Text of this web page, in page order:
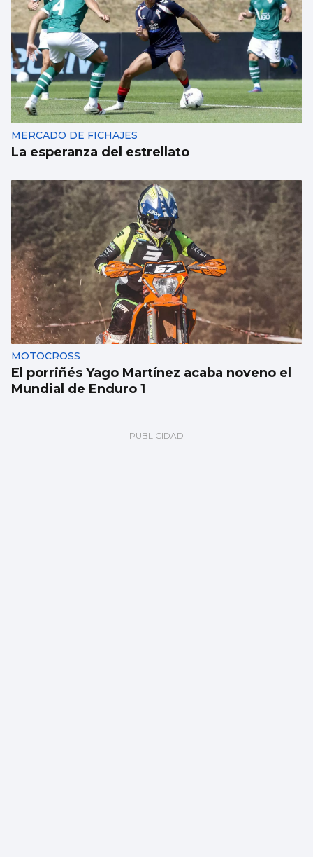
MERCADO DE FICHAJES
La esperanza del estrellato
MOTOCROSS
El porriñés Yago Martínez acaba noveno el
Mundial de Enduro 1